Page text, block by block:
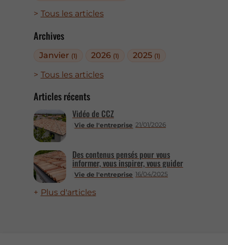
Tous les articles
Archives
Janvier (1) 2026 (1) 2025 (1)
Tous les articles
Articles récents
Vie de l'entreprise 21/01/2026
Vidéo de CCZ
Vie de l'entreprise 16/04/2025
Des contenus pensés pour vous
informer, vous inspirer, vous guider
Plus d'articles